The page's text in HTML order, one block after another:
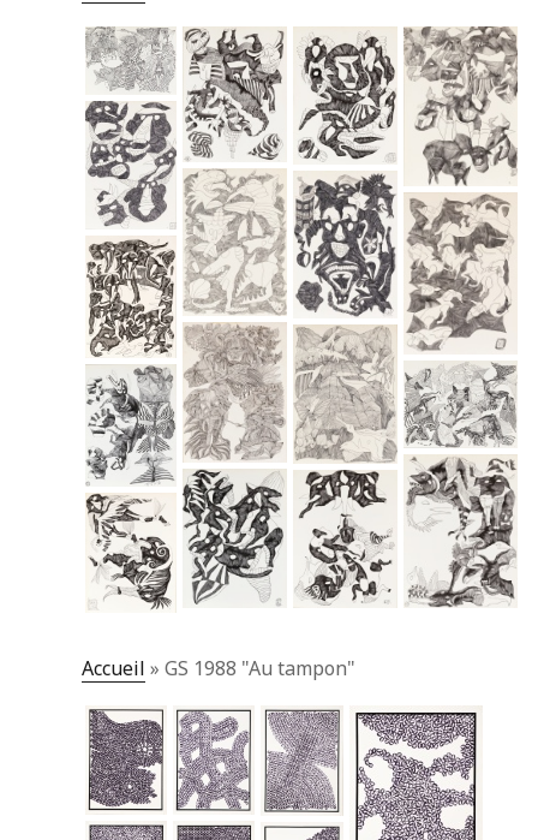
Accueil »GS 1988 "Au tampon"